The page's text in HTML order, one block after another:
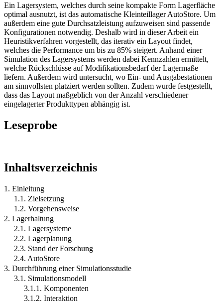
Ein Lagersystem, welches durch seine kompakte Form Lagerfläche
optimal ausnutzt, ist das automatische Kleinteillager AutoStore. Um
außerdem eine gute Durchsatzleistung aufzuweisen sind passende
Konfigurationen notwendig. Deshalb wird in dieser Arbeit ein
Heuristikverfahren vorgestellt, das iterativ ein Layout findet,
welches die Performance um bis zu 85% steigert. Anhand einer
Simulation des Lagersystems werden dabei Kennzahlen ermittelt,
welche Rückschlüsse auf Modifikationsbedarf der Lagermaße
liefern. Außerdem wird untersucht, wo Ein- und Ausgabestationen
am sinnvollsten platziert werden sollten. Zudem wurde festgestellt,
dass das Layout maßgeblich von der Anzahl verschiedener
eingelagerter Produkttypen abhängig ist.
Leseprobe
Inhaltsverzeichnis
1. Einleitung
1.1. Zielsetzung
1.2. Vorgehensweise
2. Lagerhaltung
2.1. Lagersysteme
2.2. Lagerplanung
2.3. Stand der Forschung
2.4. AutoStore
3. Durchführung einer Simulationsstudie
3.1. Simulationsmodell
3.1.1. Komponenten
3.1.2. Interaktion